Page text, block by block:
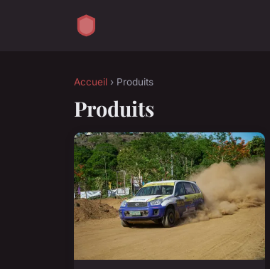
Accueil › Produits
Produits